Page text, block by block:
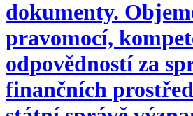
dokumenty.
pravomocí,
odpovědností za
finančních